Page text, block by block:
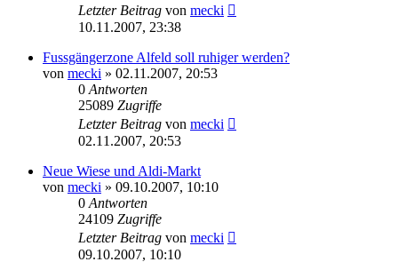
Letzter Beitrag von mecki
10.11.2007, 23:38
Fussgängerzone Alfeld soll ruhiger werden?
von mecki » 02.11.2007, 20:53
0 Antworten
25089 Zugriffe
Letzter Beitrag von mecki
02.11.2007, 20:53
Neue Wiese und Aldi-Markt
von mecki » 09.10.2007, 10:10
0 Antworten
24109 Zugriffe
Letzter Beitrag von mecki
09.10.2007, 10:10